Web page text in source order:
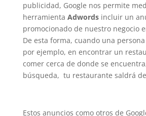
publicidad, Google nos permite
herramienta Adwordsincluir un
promocionado de nuestro negocio
De esta forma, cuando una
por ejemplo, en encontrar un
comer cerca de donde se
búsqueda, tu restaurante saldrá
Estos anuncios como otros de